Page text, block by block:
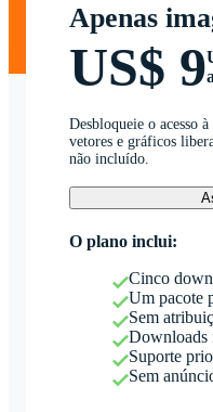
Apenas
US$ 9
Desbloqueie o acesso
vetores e gráficos
não incluído.
O plano inclui:
Cinco
Um pacote
Sem
Downloads
Suporte
Sem